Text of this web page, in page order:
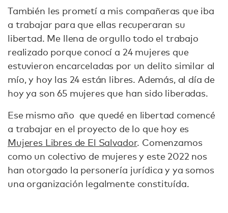
También les prometí a mis compañeras que iba
a trabajar para que ellas recuperaran su
libertad. Me llena de orgullo todo el trabajo
realizado porque conocí a 24 mujeres que
estuvieron encarceladas por un delito similar al
mío, y hoy las 24 están libres. Además, al día de
hoy ya son 65 mujeres que han sido liberadas.
Ese mismo año que quedé en libertad comencé
a trabajar en el proyecto de lo que hoy es
Mujeres Libres de El Salvador. Comenzamos
como un colectivo de mujeres y este 2022 nos
han otorgado la personería jurídica y ya somos
una organización legalmente constituída.